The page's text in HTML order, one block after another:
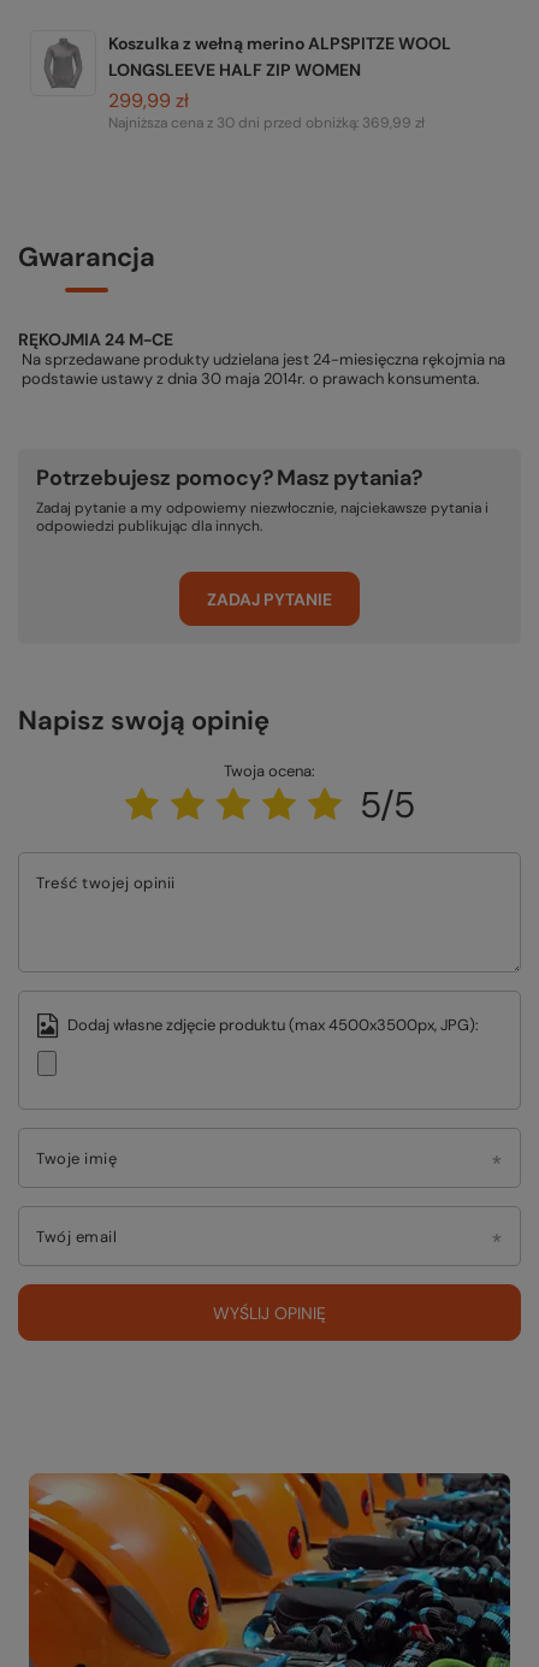
Koszulka z wełną merino ALPSPITZE WOOL
LONGSLEEVE HALF ZIP WOMEN
299,99 zł
Najniższa cena z 30 dni przed obniżką: 369,99 zł
Gwarancja
RĘKOJMIA 24 M-CE
Na sprzedawane produkty udzielana jest 24-miesięczna rękojmia na
podstawie ustawy z dnia 30 maja 2014r. o prawach konsumenta.
Potrzebujesz pomocy? Masz pytania?
Zadaj pytanie a my odpowiemy niezwłocznie, najciekawsze pytania i
odpowiedzi publikując dla innych.
ZADAJ PYTANIE
Napisz swoją opinię
Twoja ocena:
5/5
Treść twojej opinii
Dodaj własne zdjęcie produktu (max 4500x3500px, JPG):
Twoje imię
Twój email
WYŚLIJ OPINIĘ